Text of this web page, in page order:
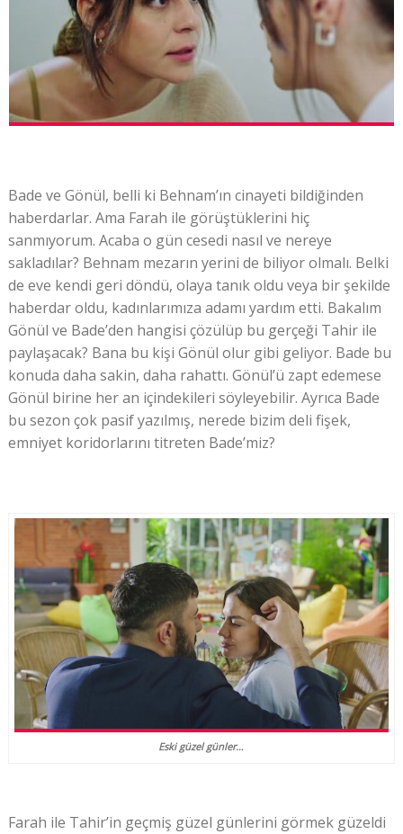
Bade ve Gönül, belli ki Behnam’ın cinayeti bildiğinden
haberdarlar. Ama Farah ile görüştüklerini hiç
sanmıyorum. Acaba o gün cesedi nasıl ve nereye
sakladılar? Behnam mezarın yerini de biliyor olmalı. Belki
de eve kendi geri döndü, olaya tanık oldu veya bir şekilde
haberdar oldu, kadınlarımıza adamı yardım etti. Bakalım
Gönül ve Bade’den hangisi çözülüp bu gerçeği Tahir ile
paylaşacak? Bana bu kişi Gönül olur gibi geliyor. Bade bu
konuda daha sakin, daha rahattı. Gönül’ü zapt edemese
Gönül birine her an içindekileri söyleyebilir. Ayrıca Bade
bu sezon çok pasif yazılmış, nerede bizim deli fişek,
emniyet koridorlarını titreten Bade’miz?
Eski güzel günler…
Farah ile Tahir’in geçmiş güzel günlerini görmek güzeldi